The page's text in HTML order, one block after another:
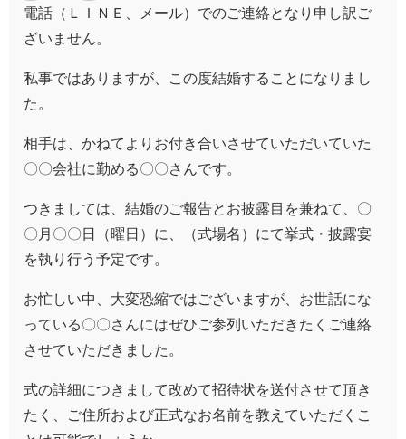
電話（ＬＩＮＥ、メール）でのご連絡となり申し訳ご
ざいません。
私事ではありますが、この度結婚することになりまし
た。
相手は、かねてよりお付き合いさせていただいていた
〇〇会社に勤める〇〇さんです。
つきましては、結婚のご報告とお披露目を兼ねて、〇
〇月〇〇日（曜日）に、（式場名）にて挙式・披露宴
を執り行う予定です。
お忙しい中、大変恐縮ではございますが、お世話にな
っている〇〇さんにはぜひご参列いただきたくご連絡
させていただきました。
式の詳細につきまして改めて招待状を送付させて頂き
たく、
ご住所および正式なお名前を教えていただくこ